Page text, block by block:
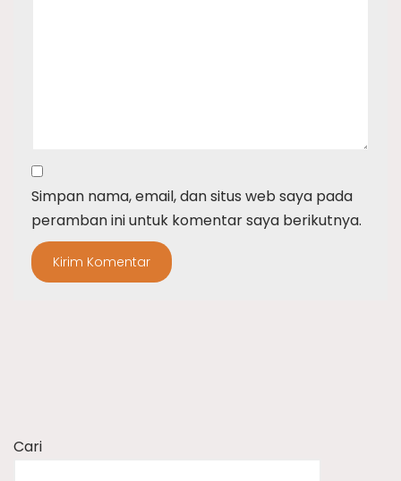
Simpan nama, email, dan situs web saya pada
peramban ini untuk komentar saya berikutnya.
Cari